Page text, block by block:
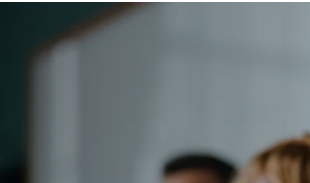
Aerospace & Defense
Certified